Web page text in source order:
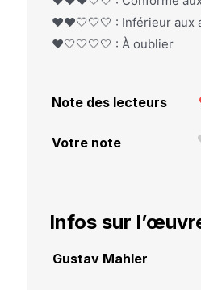
❤️❤️🤍🤍🤍 : Inférieur aux
❤️🤍🤍🤍🤍 : À oublier
Note des lecteurs
Votre note
Infos sur
Gustav Mahler